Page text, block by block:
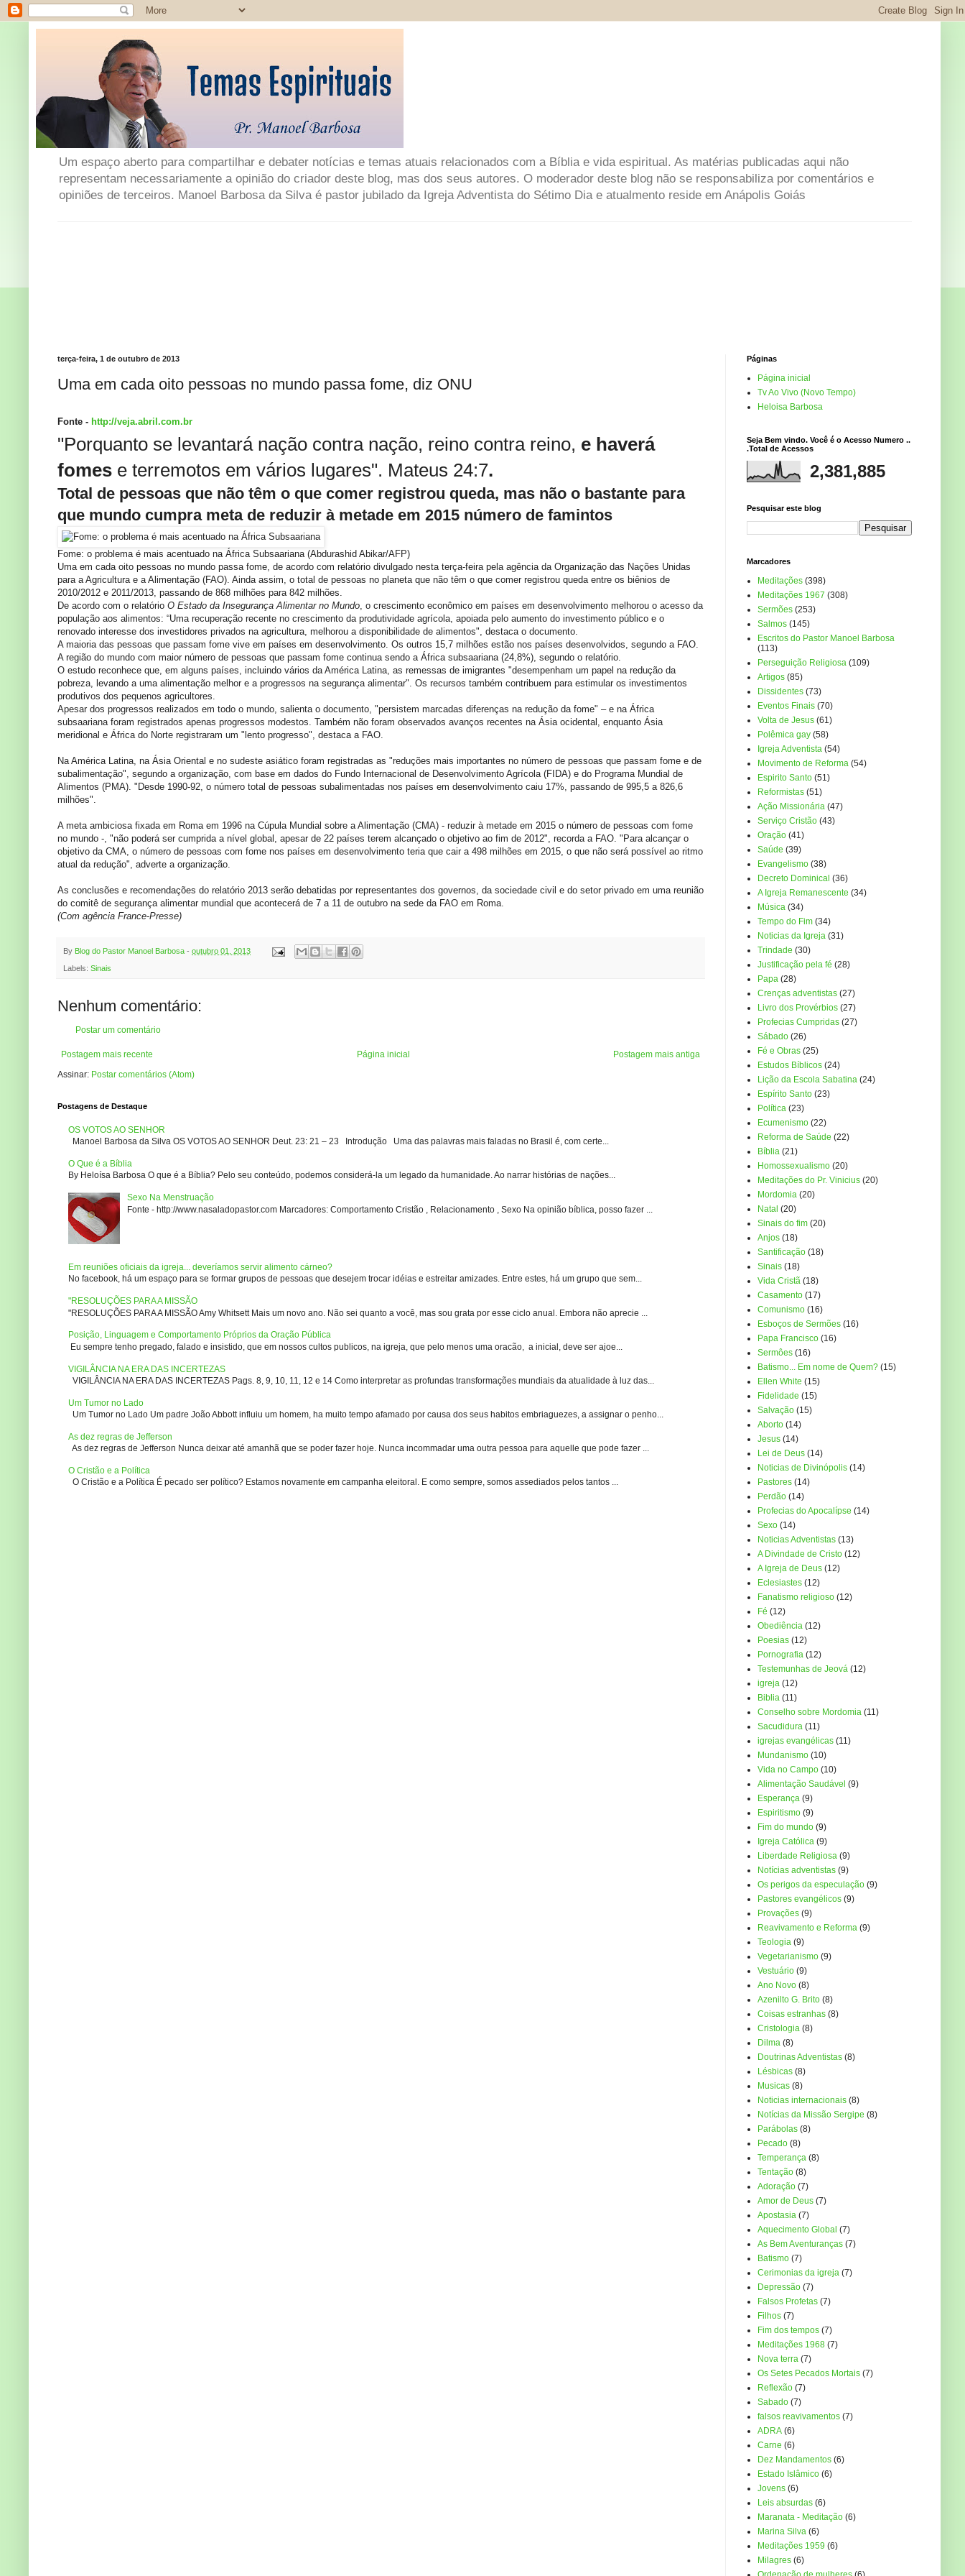
Um espaço aberto para compartilhar e debater notícias e temas atuais relacionados com a Bíblia e vida espiritual. As matérias publicadas aqui não
representam necessariamente a opinião do criador deste blog, mas dos seus autores. O moderador deste blog não se responsabiliza por comentários e
opiniões de terceiros. Manoel Barbosa da Silva é pastor jubilado da Igreja Adventista do Sétimo Dia e atualmento reside em Anápolis Goiás
terça-feira, 1 de outubro de 2013
Uma em cada oito pessoas no mundo passa fome, diz ONU
Fonte - http://veja.abril.com.br
"Porquanto se levantará nação contra nação, reino contra reino, e haverá
fomes e terremotos em vários lugares". Mateus 24:7.
Total de pessoas que não têm o que comer registrou queda, mas não o bastante para
que mundo cumpra meta de reduzir à metade em 2015 número de famintos
Fome: o problema é mais acentuado na África Subsaariana (Abdurashid Abikar/AFP)
Uma em cada oito pessoas no mundo passa fome, de acordo com relatório divulgado nesta terça-feira pela agência da Organização das Nações Unidas
para a Agricultura e a Alimentação (FAO). Ainda assim, o total de pessoas no planeta que não têm o que comer registrou queda entre os biênios de
2010/2012 e 2011/2013, passando de 868 milhões para 842 milhões.
De acordo com o relatório O Estado da Insegurança Alimentar no Mundo, o crescimento econômico em países em desenvolvimento melhorou o acesso da
população aos alimentos: “Uma recuperação recente no crescimento da produtividade agrícola, apoiada pelo aumento do investimento público e o
renovado interesse dos investidores privados na agricultura, melhorou a disponibilidade de alimentos", destaca o documento.
A maioria das pessoas que passam fome vive em países em desenvolvimento. Os outros 15,7 milhões estão nos países desenvolvidos, segundo a FAO.
A região do mundo com maior número de pessoas que passam fome continua sendo a África subsaariana (24,8%), segundo o relatório.
O estudo reconhece que, em alguns países, incluindo vários da América Latina, as remessas de imigrantes "desempenham um papel na redução da
pobreza, levando a uma alimentação melhor e a progressos na segurança alimentar". Os recursos também contribuem para estimular os investimentos
produtivos dos pequenos agricultores.
Apesar dos progressos realizados em todo o mundo, salienta o documento, "persistem marcadas diferenças na redução da fome" – e na África
subsaariana foram registrados apenas progressos modestos. Também não foram observados avanços recentes na Ásia ocidental, enquanto Ásia
meridional e África do Norte registraram um "lento progresso", destaca a FAO.
Na América Latina, na Ásia Oriental e no sudeste asiático foram registradas as "reduções mais importantes no número de pessoas que passam fome e de
subalimentação", segundo a organização, com base em dados do Fundo Internacional de Desenvolvimento Agrícola (FIDA) e do Programa Mundial de
Alimentos (PMA). "Desde 1990-92, o número total de pessoas subalimentadas nos países em desenvolvimento caiu 17%, passando de 995,5 a 826,6
milhões".
A meta ambiciosa fixada em Roma em 1996 na Cúpula Mundial sobre a Alimentação (CMA) - reduzir à metade em 2015 o número de pessoas com fome
no mundo -, "não poderá ser cumprida a nível global, apesar de 22 países terem alcançado o objetivo ao fim de 2012", recorda a FAO. "Para alcançar o
objetivo da CMA, o número de pessoas com fome nos países em desenvolvimento teria que cair a 498 milhões em 2015, o que não será possível ao ritmo
atual da redução", adverte a organização.
As conclusões e recomendações do relatório 2013 serão debatidas por representantes dos governos, da sociedade civil e do setor privado em uma reunião
do comitê de segurança alimentar mundial que acontecerá de 7 a 11 de outubro na sede da FAO em Roma.
(Com agência France-Presse)
By Blog do Pastor Manoel Barbosa - outubro 01, 2013
Labels: Sinais
Nenhum comentário:
Postar um comentário
Postagem mais recente Postagem mais antiga
Página inicial
Assinar: Postar comentários (Atom)
Postagens de Destaque
OS VOTOS AO SENHOR
Manoel Barbosa da Silva OS VOTOS AO SENHOR Deut. 23: 21 – 23 Introdução Uma das palavras mais faladas no Brasil é, com certe...
O Que é a Bíblia
By Heloísa Barbosa O que é a Bíblia? Pelo seu conteúdo, podemos considerá-la um legado da humanidade. Ao narrar histórias de nações...
Sexo Na Menstruação
Fonte - http://www.nasaladopastor.com Marcadores: Comportamento Cristão , Relacionamento , Sexo Na opinião bíblica, posso fazer ...
Em reuniões oficiais da igreja... deveríamos servir alimento cárneo?
No facebook, há um espaço para se formar grupos de pessoas que desejem trocar idéias e estreitar amizades. Entre estes, há um grupo que sem...
"RESOLUÇÕES PARA A MISSÃO
"RESOLUÇÕES PARA A MISSÃO Amy Whitsett Mais um novo ano. Não sei quanto a você, mas sou grata por esse ciclo anual. Embora não aprecie ...
Posição, Linguagem e Comportamento Próprios da Oração Pública
Eu sempre tenho pregado, falado e insistido, que em nossos cultos publicos, na igreja, que pelo menos uma oracão, a inicial, deve ser ajoe...
VIGILÂNCIA NA ERA DAS INCERTEZAS
VIGILÂNCIA NA ERA DAS INCERTEZAS Pags. 8, 9, 10, 11, 12 e 14 Como interpretar as profundas transformações mundiais da atualidade à luz das...
Um Tumor no Lado
Um Tumor no Lado Um padre João Abbott influiu um homem, ha muito tempo afamado por causa dos seus habitos embriaguezes, a assignar o penho...
As dez regras de Jefferson
As dez regras de Jefferson Nunca deixar até amanhã que se poder fazer hoje. Nunca incommadar uma outra pessoa para aquelle que pode fazer ...
O Cristão e a Política
O Cristão e a Política É pecado ser político? Estamos novamente em campanha eleitoral. E como sempre, somos assediados pelos tantos ...
Páginas
Página inicial
Tv Ao Vivo (Novo Tempo)
Heloisa Barbosa
Seja Bem vindo. Você é o Acesso Numero ..
.Total de Acessos
2,381,885
Pesquisar este blog
Marcadores
Meditações (398)
Meditações 1967 (308)
Sermões (253)
Salmos (145)
Escritos do Pastor Manoel Barbosa
(113)
Perseguição Religiosa (109)
Artigos (85)
Dissidentes (73)
Eventos Finais (70)
Volta de Jesus (61)
Polêmica gay (58)
Igreja Adventista (54)
Movimento de Reforma (54)
Espirito Santo (51)
Reformistas (51)
Ação Missionária (47)
Serviço Cristão (43)
Oração (41)
Saúde (39)
Evangelismo (38)
Decreto Dominical (36)
A Igreja Remanescente (34)
Música (34)
Tempo do Fim (34)
Noticias da Igreja (31)
Trindade (30)
Justificação pela fé (28)
Papa (28)
Crenças adventistas (27)
Livro dos Provérbios (27)
Profecias Cumpridas (27)
Sábado (26)
Fé e Obras (25)
Estudos Bíblicos (24)
Lição da Escola Sabatina (24)
Espírito Santo (23)
Política (23)
Ecumenismo (22)
Reforma de Saúde (22)
Bíblia (21)
Homossexualismo (20)
Meditações do Pr. Vinicius (20)
Mordomia (20)
Natal (20)
Sinais do fim (20)
Anjos (18)
Santificação (18)
Sinais (18)
Vida Cristã (18)
Casamento (17)
Comunismo (16)
Esboços de Sermões (16)
Papa Francisco (16)
Sermôes (16)
Batismo... Em nome de Quem? (15)
Ellen White (15)
Fidelidade (15)
Salvação (15)
Aborto (14)
Jesus (14)
Lei de Deus (14)
Noticias de Divinópolis (14)
Pastores (14)
Perdão (14)
Profecias do Apocalípse (14)
Sexo (14)
Noticias Adventistas (13)
A Divindade de Cristo (12)
A Igreja de Deus (12)
Eclesiastes (12)
Fanatismo religioso (12)
Fé (12)
Obediência (12)
Poesias (12)
Pornografia (12)
Testemunhas de Jeová (12)
igreja (12)
Biblia (11)
Conselho sobre Mordomia (11)
Sacudidura (11)
igrejas evangélicas (11)
Mundanismo (10)
Vida no Campo (10)
Alimentação Saudável (9)
Esperança (9)
Espiritismo (9)
Fim do mundo (9)
Igreja Católica (9)
Liberdade Religiosa (9)
Notícias adventistas (9)
Os perigos da especulação (9)
Pastores evangélicos (9)
Provações (9)
Reavivamento e Reforma (9)
Teologia (9)
Vegetarianismo (9)
Vestuário (9)
Ano Novo (8)
Azenilto G. Brito (8)
Coisas estranhas (8)
Cristologia (8)
Dilma (8)
Doutrinas Adventistas (8)
Lésbicas (8)
Musicas (8)
Noticias internacionais (8)
Notícias da Missão Sergipe (8)
Parábolas (8)
Pecado (8)
Temperança (8)
Tentação (8)
Adoração (7)
Amor de Deus (7)
Apostasia (7)
Aquecimento Global (7)
As Bem Aventuranças (7)
Batismo (7)
Cerimonias da igreja (7)
Depressão (7)
Falsos Profetas (7)
Filhos (7)
Fim dos tempos (7)
Meditações 1968 (7)
Nova terra (7)
Os Setes Pecados Mortais (7)
Reflexão (7)
Sabado (7)
falsos reavivamentos (7)
ADRA (6)
Carne (6)
Dez Mandamentos (6)
Estado Islâmico (6)
Jovens (6)
Leis absurdas (6)
Maranata - Meditação (6)
Marina Silva (6)
Meditações 1959 (6)
Milagres (6)